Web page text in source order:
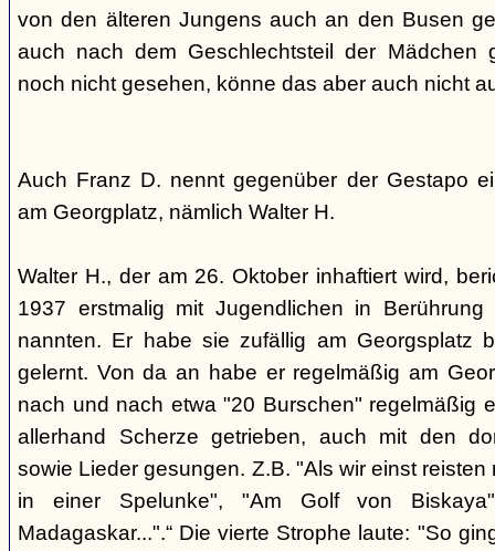
von den älteren Jungens auch an den Busen
auch nach dem Geschlechtsteil der Mädchen
noch nicht gesehen, könne das aber auch nicht
Auch Franz D. nennt gegenüber der Gestapo
am Georgplatz, nämlich Walter H.
Walter H., der am 26. Oktober inhaftiert wird,
1937 erstmalig mit Jugendlichen in
nannten. Er habe sie zufällig am Georgsplatz
gelernt. Von da an habe er regelmäßig am
nach und nach etwa "20 Burschen" regelmäßig
allerhand Scherze getrieben, auch mit den
sowie Lieder gesungen. Z.B. "Als wir einst
in einer Spelunke", "Am Golf von
Madagaskar...".“ Die vierte Strophe laute: "So